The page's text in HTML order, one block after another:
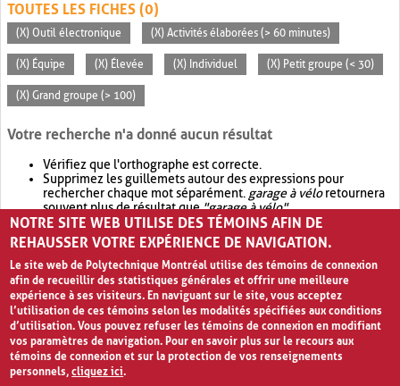
TOUTES LES FICHES (0)
(X) Outil électronique (X) Activités élaborées (> 60 minutes)
(X) Équipe (X) Élevée (X) Individuel (X) Petit groupe (< 30)
(X) Grand groupe (> 100)
Votre recherche n'a donné aucun résultat
Vérifiez que l'orthographe est correcte.
Supprimez les guillemets autour des expressions pour
rechercher chaque mot séparément. garage à véloretournera
souvent plus de résultat que"garage à vélo".
Envisagez d'élargir votre recherche avec OR.garage OR vélo
retournera souvent plus de résultat quegarage à vélo
NOTRE SITE WEB UTILISE DES TÉMOINS AFIN DE
REHAUSSER VOTRE EXPÉRIENCE DE NAVIGATION.
Le site web de Polytechnique Montréal utilise des témoins de connexion
afin de recueillir des statistiques générales et offrir une meilleure
expérience à ses visiteurs. En naviguant sur le site, vous acceptez
l’utilisation de ces témoins selon les modalités spécifiées aux conditions
d’utilisation. Vous pouvez refuser les témoins de connexion en modifiant
vos paramètres de navigation. Pour en savoir plus sur le recours aux
témoins de connexion et sur la protection de vos renseignements
personnels,cliquez ici.